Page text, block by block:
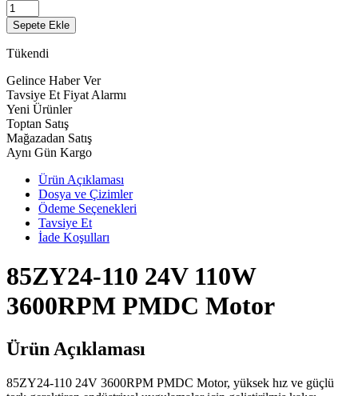
Sepete Ekle
Tükendi
Gelince Haber Ver
Tavsiye Et Fiyat Alarmı
Yeni Ürünler
Toptan Satış
Mağazadan Satış
Aynı Gün Kargo
Ürün Açıklaması
Dosya ve Çizimler
Ödeme Seçenekleri
Tavsiye Et
İade Koşulları
85ZY24-110 24V 110W
3600RPM PMDC Motor
Ürün Açıklaması
85ZY24-110 24V 3600RPM PMDC Motor, yüksek hız ve güçlü